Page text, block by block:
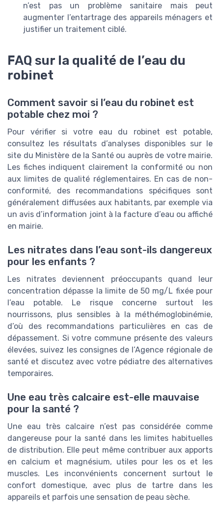
n’est pas un problème sanitaire mais peut
augmenter l’entartrage des appareils ménagers et
justifier un traitement ciblé.
FAQ sur la qualité de l’eau du
robinet
Comment savoir si l’eau du robinet est
potable chez moi ?
Pour vérifier si votre eau du robinet est potable,
consultez les résultats d’analyses disponibles sur le
site du Ministère de la Santé ou auprès de votre mairie.
Les fiches indiquent clairement la conformité ou non
aux limites de qualité réglementaires. En cas de non-
conformité, des recommandations spécifiques sont
généralement diffusées aux habitants, par exemple via
un avis d’information joint à la facture d’eau ou affiché
en mairie.
Les nitrates dans l’eau sont-ils dangereux
pour les enfants ?
Les nitrates deviennent préoccupants quand leur
concentration dépasse la limite de 50 mg/L fixée pour
l’eau potable. Le risque concerne surtout les
nourrissons, plus sensibles à la méthémoglobinémie,
d’où des recommandations particulières en cas de
dépassement. Si votre commune présente des valeurs
élevées, suivez les consignes de l’Agence régionale de
santé et discutez avec votre pédiatre des alternatives
temporaires.
Une eau très calcaire est-elle mauvaise
pour la santé ?
Une eau très calcaire n’est pas considérée comme
dangereuse pour la santé dans les limites habituelles
de distribution. Elle peut même contribuer aux apports
en calcium et magnésium, utiles pour les os et les
muscles. Les inconvénients concernent surtout le
confort domestique, avec plus de tartre dans les
appareils et parfois une sensation de peau sèche.